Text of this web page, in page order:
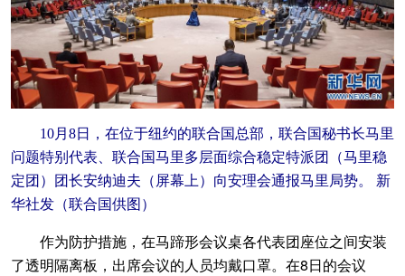
10月8日，在位于纽约的联合国总部，联合国秘书长马里
问题特别代表、联合国马里多层面综合稳定特派团（马里稳
定团）团长安纳迪夫（屏幕上）向安理会通报马里局势。 新
华社发（联合国供图）
作为防护措施，在马蹄形会议桌各代表团座位之间安装
了透明隔离板，出席会议的人员均戴口罩。在8日的会议